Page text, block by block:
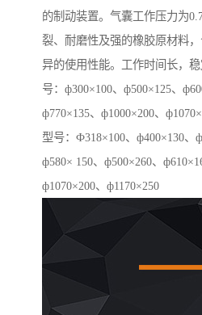
的制动装置。气囊工作压力为
裂、耐磨性及强的橡胶原材料
异的使用性能。工作时间长，
号：ф300×100、ф500×125、
ф770×135、ф1000×200、
型号：Ф318×100、ф400×130、
ф580× 150、ф500×260、
ф1070×200、ф1170×250